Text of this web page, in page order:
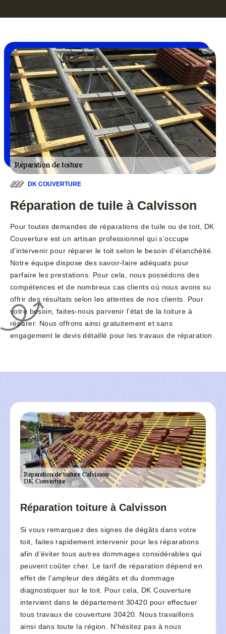
DK COUVERTURE
Réparation de tuile à Calvisson
Pour toutes demandes de réparations de tuile ou de toit, DK
Couverture est un artisan professionnel qui s’occupe
d’intervenir pour réparer le toit selon le besoin d’étanchéité.
Notre équipe dispose des savoir-faire adéquats pour
parfaire les prestations. Pour cela, nous possédons des
compétences et de nombreux cas clients où nous avons su
offrir des résultats selon les attentes de nos clients. Pour
votre besoin, faites-nous parvenir l’état de la toiture à
réparer. Nous offrons ainsi gratuitement et sans
engagement le devis détaillé pour les travaux de réparation.
Réparation toiture à Calvisson
Si vous remarquez des signes de dégâts dans votre
toit, faites rapidement intervenir pour les réparations
afin d’éviter tous autres dommages considérables qui
peuvent coûter cher. Le tarif de réparation dépend en
effet de l’ampleur des dégâts et du dommage
diagnostiquer sur le toit. Pour cela, DK Couverture
intervient dans le département 30420 pour effectuer
tous travaux de couverture 30420. Nous travaillons
ainsi dans toute la région. N’hésitez pas à nous